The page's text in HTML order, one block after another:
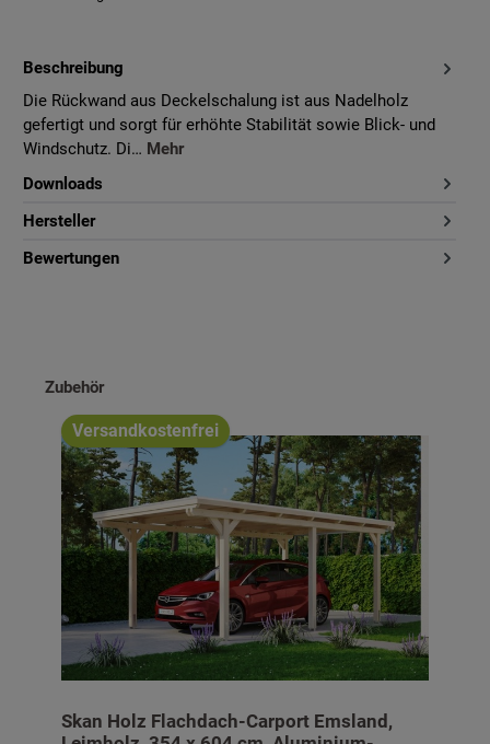
Beschreibung
Die Rückwand aus Deckelschalung ist aus Nadelholz
gefertigt und sorgt für erhöhte Stabilität sowie Blick- und
Windschutz. Di… Mehr
Downloads
Hersteller
Bewertungen
Produktgalerie überspringen
Zubehör
Versandkostenfrei
Skan Holz Flachdach-Carport Emsland,